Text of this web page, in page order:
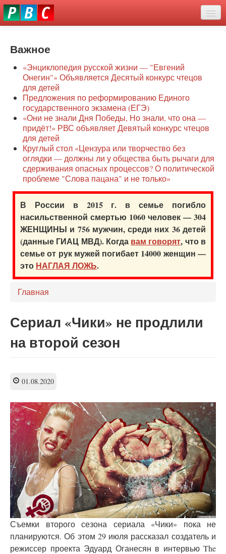
Перейти
к
О нас
Защита семей
Образование
Наше сопротивление
Регионы
Видео
Важное
«Энциклопедия русской жизни — "Евгений
Онегин"» Объявляется Десятый конкурс чтецов
для детей
Предложения по реформированию Единого
государственного экзамена (ЕГЭ)
«Они не знали Дня Победы, Но знали, что она —
придёт!» РВС объявляет Девятый конкурс чтецов
для детей
Круглый стол «Цензура или творчество без
оглядки — должны ли у общества быть рычаги для
сдерживания опасных процессов? О политической
проблеме "Слова пацана" и не только»
В России в 2015 г. в семье погибло
насильственной смертью 1060 человек — 304
ЖЕНЩИНЫ и 756 мужчин, среди них 36 детей
(данные ГИАЦ МВД). Когда вам говорят, что в
семье от рук мужей погибает 14000 женщин —
это НАГЛАЯ ЛОЖЬ.
Главная
Сериал «Чики» не продлили
на второй сезон
01.08.2020
Съемки второго сезона сериала «Чики» пока не
планируются. Об этом 29 июля рассказал создатель и
режиссер проекта Эдуард Оганесян в интервью The